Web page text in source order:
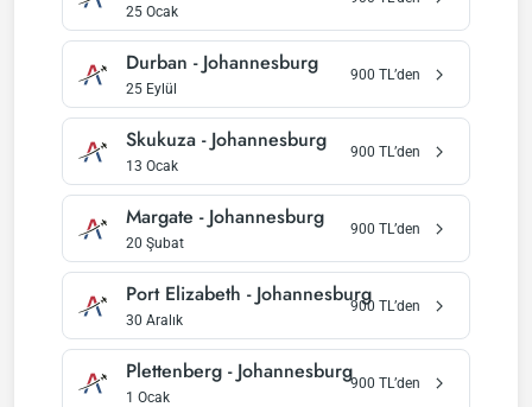
25 Ocak
Durban - Johannesburg
25 Eylül
900 TL’den
Skukuza - Johannesburg
13 Ocak
900 TL’den
Margate - Johannesburg
20 Şubat
900 TL’den
Port Elizabeth - Johannesburg
30 Aralık
900 TL’den
Plettenberg - Johannesburg
1 Ocak
900 TL’den